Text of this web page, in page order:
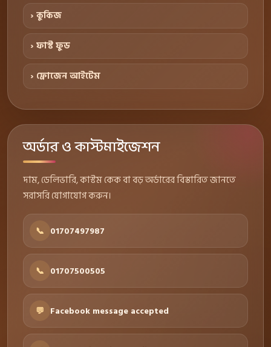
› কুকিজ
› ফাস্ট ফুড
› ফ্রোজেন আইটেম
অর্ডার ও কাস্টমাইজেশন
দাম, ডেলিভারি, কাস্টম কেক বা বড় অর্ডারের বিস্তারিত জানতে
সরাসরি যোগাযোগ করুন।
📞 01707497987
📞 01707500505
💬 Facebook message accepted